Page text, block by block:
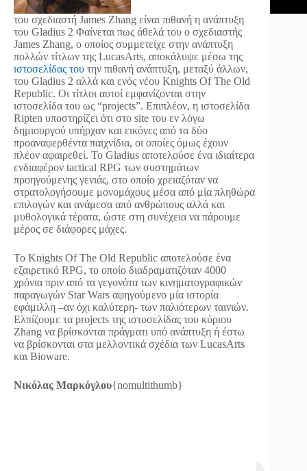
του σχεδιαστή James Zhang είναι πιθανή η ανάπτυξη
του Gladius 2 Φαίνεται πως άθελά του ο σχεδιαστής
James Zhang, ο οποίος συμμετείχε στην ανάπτυξη
πολλών τίτλων της LucasArts, αποκάλυψε μέσω της
ιστοσελίδας του την πιθανή ανάπτυξη, μεταξύ άλλων,
του Gladius 2 αλλά και ενός νέου Knights Of The Old
Republic. Οι τίτλοι αυτοί εμφανίζονται στην
ιστοσελίδα του ως “projects”. Επιπλέον, η ιστοσελίδα
Ripten υποστηρίζει ότι στο site του εν λόγω
δημιουργού υπήρχαν και εικόνες από τα δύο
προαναφερθέντα παιχνίδια, οι οποίες όμως έχουν
πλέον αφαιρεθεί. Το Gladius αποτελούσε ένα ιδιαίτερα
ενδιαφέρον tactical RPG των συστημάτων
προηγούμενης γενιάς, στο οποίο χρειαζόταν να
στρατολογήσουμε μονομάχους μέσα από μία πληθώρα
επιλογών και ανάμεσα από ανθρώπους αλλά και
μυθολογικά τέρατα, ώστε στη συνέχεια να πάρουμε
μέρος σε διάφορες μάχες.
Το Knights Of The Old Republic αποτελούσε ένα
εξαιρετικό RPG, το οποίο διαδραματιζόταν 4000
χρόνια πριν από τα γεγονότα των κινηματογραφικών
παραγωγών Star Wars αφηγούμενο μία ιστορία
εφάμιλλη –αν όχι καλύτερη- των παλιότερων ταινιών.
Ελπίζουμε τα projects της ιστοσελίδας του κύριου
Zhang να βρίσκονται πράγματι υπό ανάπτυξη ή έστω
να βρίσκονται στα μελλοντικά σχέδια των LucasArts
και Bioware.
Νικόλας Μαρκόγλου{nomultithumb}